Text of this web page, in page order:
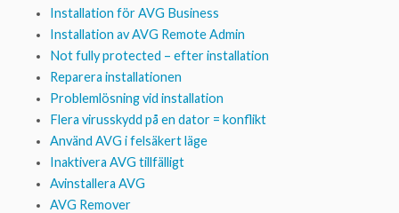
Installation för AVG Business
Installation av AVG Remote Admin
Not fully protected – efter installation
Reparera installationen
Problemlösning vid installation
Flera virusskydd på en dator = konflikt
Använd AVG i felsäkert läge
Inaktivera AVG tillfälligt
Avinstallera AVG
AVG Remover